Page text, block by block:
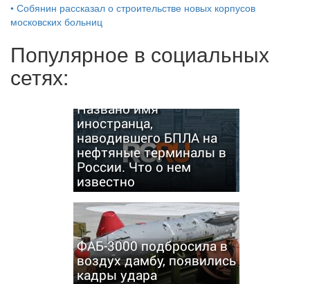
• Собянин рассказал о строительстве новых корпусов
московских больниц
Популярное в социальных
сетях:
Названо имя
иностранца,
наводившего БПЛА на
нефтяные терминалы в
России. Что о нем
известно
ФАБ-3000 подбросила в
воздух дамбу, появились
кадры удара